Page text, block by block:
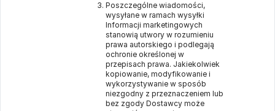
Poszczególne wiadomości,
wysyłane w ramach wysyłki
Informacji marketingowych
stanowią utwory w rozumieniu
prawa autorskiego i podlegają
ochronie określonej w
przepisach prawa. Jakiekolwiek
kopiowanie, modyfikowanie i
wykorzystywanie w sposób
niezgodny z przeznaczeniem lub
bez zgody Dostawcy może